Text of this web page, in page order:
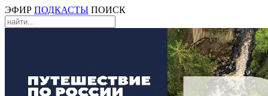
ЭФИР ПОДКАСТЫ ПОИСК